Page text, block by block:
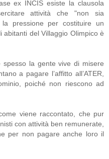
ex INCIS esiste la clausola
attività che "non sia
la pressione per costituire un
abitanti del Villaggio Olimpico è
spesso la gente vive di misere
a pagare l’affitto all’ATER,
poiché non riescono ad
viene raccontato, che pur
con attività ben remunerate,
per non pagare anche loro il